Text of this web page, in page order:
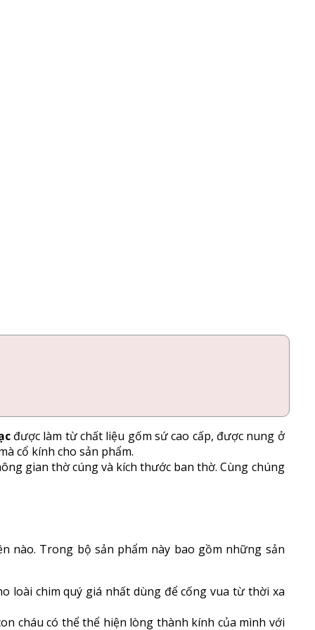
được làm từ chất liệu gốm sứ cao cấp, được nung ở
cổ kính cho sản phẩm.
gian thờ cúng và kích thước ban thờ.Cùng chúng
nào. Trong bộ sản phẩm này bao gồm những sản
loài chim quý giá nhất dùng để cống vua từ thời xa
cháu có thể thể hiện lòng thành kính của mình với